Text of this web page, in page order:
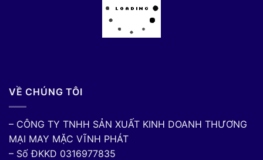
VỀ CHÚNG TÔI
– CÔNG TY TNHH SẢN XUẤT KINH DOANH THƯƠNG
MẠI MAY MẶC VĨNH PHÁT
– Số ĐKKD 0316977835